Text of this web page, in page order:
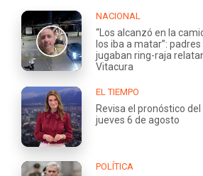
NACIONAL
“Los alcanzó en la
los iba a matar”:
jugaban ring-raja
Vitacura
EL TIEMPO
Revisa el pronóstico
jueves 6 de agosto
POLÍTICA